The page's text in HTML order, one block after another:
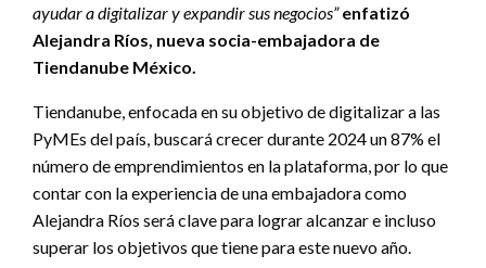
ayudar a digitalizar y expandir sus negocios”enfatizó
Alejandra Ríos, nueva socia-embajadora de
Tiendanube México.
Tiendanube, enfocada en su objetivo de digitalizar a las
PyMEs del país, buscará crecer durante 2024 un 87% el
número de emprendimientos en la plataforma, por lo que
contar con la experiencia de una embajadora como
Alejandra Ríos será clave para lograr alcanzar e incluso
superar los objetivos que tiene para este nuevo año.